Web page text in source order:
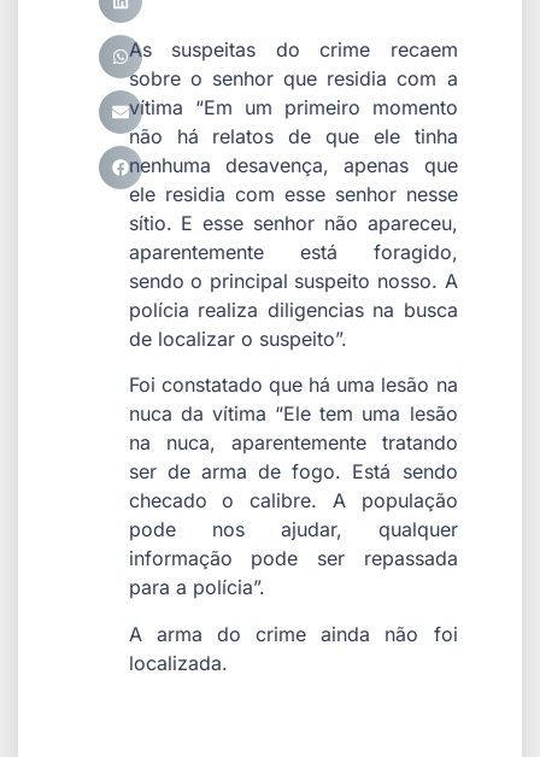
As suspeitas do crime recaem
sobre o senhor que residia com a
vítima “Em um primeiro momento
não há relatos de que ele tinha
nenhuma desavença, apenas que
ele residia com esse senhor nesse
sítio. E esse senhor não apareceu,
aparentemente está foragido,
sendo o principal suspeito nosso. A
polícia realiza diligencias na busca
de localizar o suspeito”.
Foi constatado que há uma lesão na
nuca da vítima “Ele tem uma lesão
na nuca, aparentemente tratando
ser de arma de fogo. Está sendo
checado o calibre. A população
pode nos ajudar, qualquer
informação pode ser repassada
para a polícia”.
A arma do crime ainda não foi
localizada.